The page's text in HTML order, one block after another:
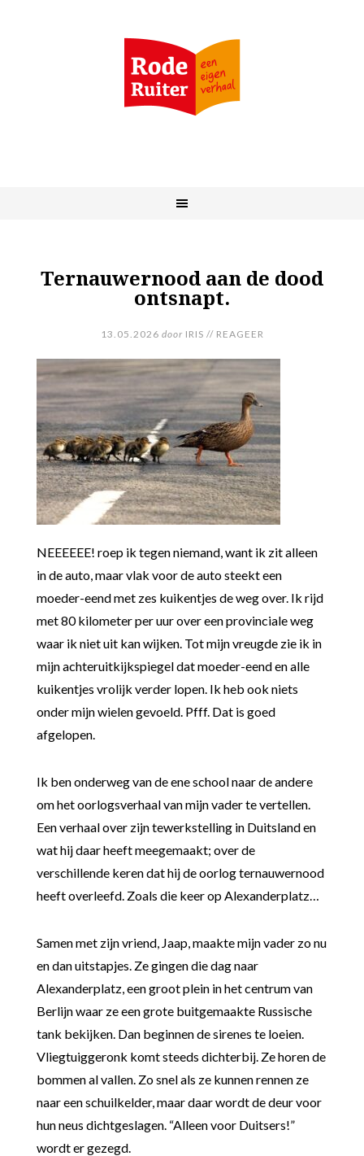
Ternauwernood aan de dood
ontsnapt.
13.05.2026 door IRIS // REAGEER
NEEEEEE! roep ik tegen niemand, want ik zit alleen
in de auto, maar vlak voor de auto steekt een
moeder-eend met zes kuikentjes de weg over. Ik rijd
met 80 kilometer per uur over een provinciale weg
waar ik niet uit kan wijken. Tot mijn vreugde zie ik in
mijn achteruitkijkspiegel dat moeder-eend en alle
kuikentjes vrolijk verder lopen. Ik heb ook niets
onder mijn wielen gevoeld. Pfff. Dat is goed
afgelopen.
Ik ben onderweg van de ene school naar de andere
om het oorlogsverhaal van mijn vader te vertellen.
Een verhaal over zijn tewerkstelling in Duitsland en
wat hij daar heeft meegemaakt; over de
verschillende keren dat hij de oorlog ternauwernood
heeft overleefd. Zoals die keer op Alexanderplatz…
Samen met zijn vriend, Jaap, maakte mijn vader zo nu
en dan uitstapjes. Ze gingen die dag naar
Alexanderplatz, een groot plein in het centrum van
Berlijn waar ze een grote buitgemaakte Russische
tank bekijken. Dan beginnen de sirenes te loeien.
Vliegtuiggeronk komt steeds dichterbij. Ze horen de
bommen al vallen. Zo snel als ze kunnen rennen ze
naar een schuilkelder, maar daar wordt de deur voor
hun neus dichtgeslagen. “Alleen voor Duitsers!”
wordt er gezegd.